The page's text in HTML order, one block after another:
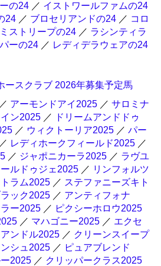
の24 ／ イストワールファムの24
24 ／ ブロセリアンドの24 ／ コロ
ストリープの24 ／ ラシンティラ
ーの24 ／ レディデラウェアの24
ースクラブ 2026年募集予定馬
／ アーモンドアイ2025 ／ サロミナ
ン2025 ／
ドリームアンドドゥ
／ ウィクトーリア2025 ／ パー
／ レディホークフィールド2025 ／
／ ジャポニカーラ2025 ／ ラヴユ
ールドゥジェ2025 ／ リンフォルツ
ラム2025 ／ ステファニーズキト
ック2025 ／ アンティフォナ
ー2025 ／ ピクシーホロウ2025
／ マハゴニー2025 ／ エクセ
ンドル2025 ／ クリーンスイープ
シュ2025 ／ ピュアブレンド
2025 ／ クリッパークラス2025